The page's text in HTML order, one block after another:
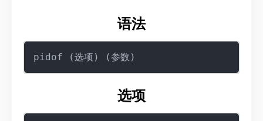
语法
选项